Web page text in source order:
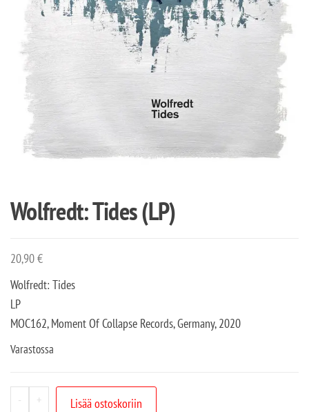
Wolfredt: Tides (LP)
20,90€
Wolfredt: Tides
LP
MOC162, Moment Of Collapse Records, Germany, 2020
Varastossa
- + Lisää ostoskoriin